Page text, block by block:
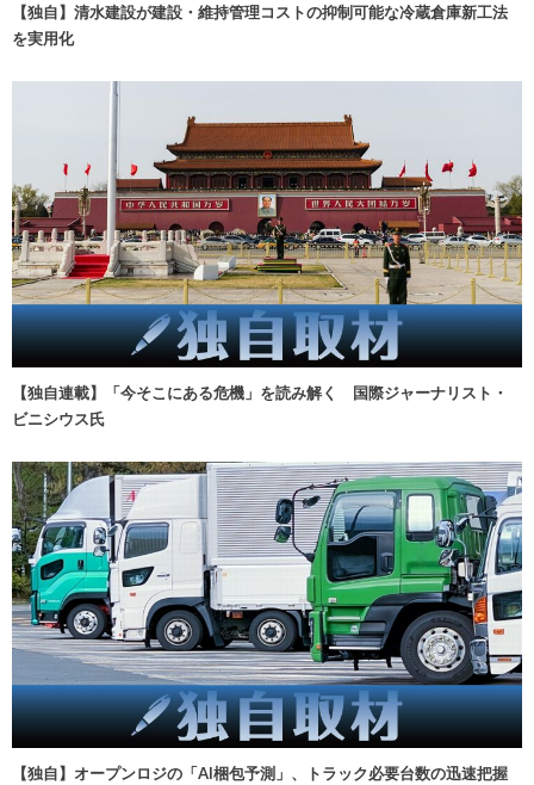
【独自】清水建設が建設・維持管理コストの抑制可能な冷蔵倉庫新工法
を実用化
【独自連載】「今そこにある危機」を読み解く 国際ジャーナリスト・
ビニシウス氏
【独自】オープンロジの「AI梱包予測」、トラック必要台数の迅速把握